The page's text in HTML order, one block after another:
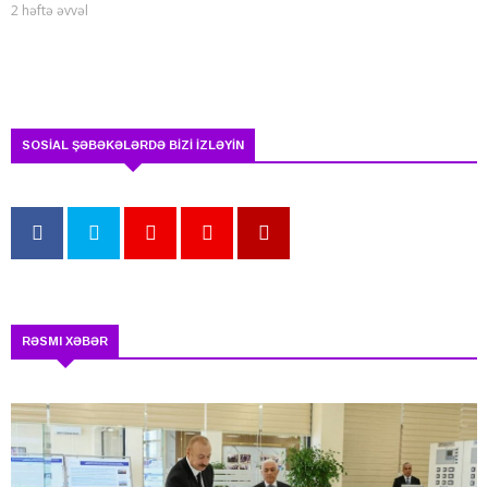
2 həftə əvvəl
SOSİAL ŞƏBƏKƏLƏRDƏ BİZİ İZLƏYİN
RƏSMI XƏBƏR